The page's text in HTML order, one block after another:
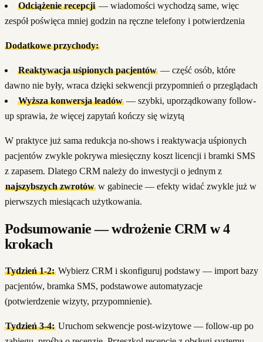
Odciążenie recepcji— wiadomości wychodzą same, więc
zespół poświęca mniej godzin na ręczne telefony i potwierdzenia
Dodatkowe przychody:
Reaktywacja uśpionych pacjentów— część osób, które
dawno nie były, wraca dzięki sekwencji przypomnień o przeglądach
Wyższa konwersja leadów— szybki, uporządkowany follow-
up sprawia, że więcej zapytań kończy się wizytą
W praktyce już sama redukcja no-shows i reaktywacja uśpionych
pacjentów zwykle pokrywa miesięczny koszt licencji i bramki SMS
z zapasem. Dlatego CRM należy do inwestycji o jednym z
najszybszych zwrotóww gabinecie — efekty widać zwykle już w
pierwszych miesiącach użytkowania.
Podsumowanie — wdrożenie CRM w 4
krokach
Tydzień 1-2:Wybierz CRM i skonfiguruj podstawy — import bazy
pacjentów, bramka SMS, podstawowe automatyzacje
(potwierdzenie wizyty, przypomnienie).
Tydzień 3-4:Uruchom sekwencje post-wizytowe — follow-up po